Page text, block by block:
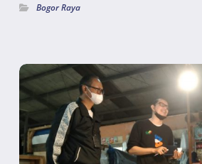
Bogor Raya